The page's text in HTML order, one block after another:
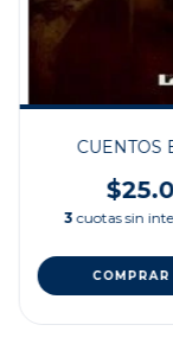
CUENTOS
3 cuotas sin